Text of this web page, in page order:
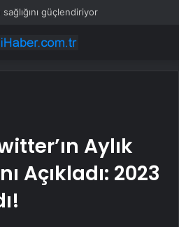
sağlığını güçlendiriyor
Aylık
Açıkladı: 2023